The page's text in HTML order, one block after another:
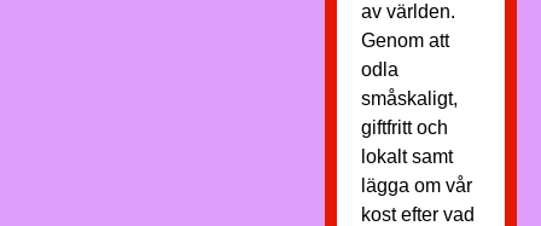
av världen.
Genom att
odla
småskaligt,
giftfritt och
lokalt samt
lägga om vår
kost efter vad